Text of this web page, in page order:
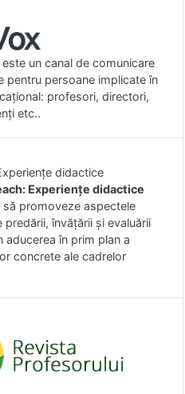
este un canal de comunicare
pentru persoane implicate în
profesori, directori,
etc..
Experienţe didactice
să promoveze aspectele
predării, învăţării şi evaluării
aducerea în prim plan a
concrete ale cadrelor